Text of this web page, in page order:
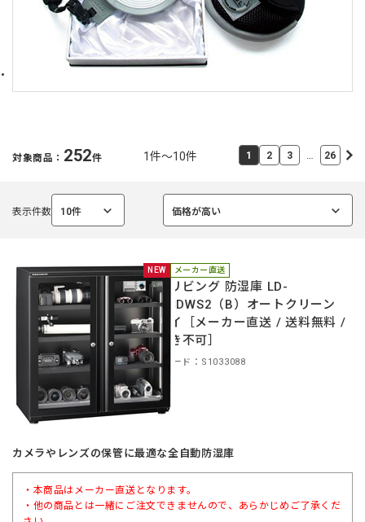
対象商品： 252件 1件～10件 1 2 3 … 26
表示件数 10件
選
価格が高い
選
NEW メーカー直送
東洋リビング 防湿庫 LD-
240CDWS2（B）オートクリーン
ドライ［メーカー直送 / 送料無料 /
代引き不可］
商品コード：S1033088
カメラやレンズの保管に最適な全自動防湿庫
・本商品はメーカー直送となります。
・他の商品とは一緒にご注文できませんので、あらかじめご了承くだ